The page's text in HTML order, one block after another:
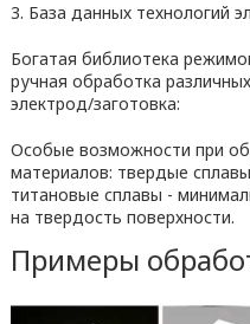
3. База данных технологий
Богатая библиотека
ручная обработка
электрод/заготовка:
Особые возможности при
материалов: твердые
титановые сплавы -
на твердость поверхности.
Примеры